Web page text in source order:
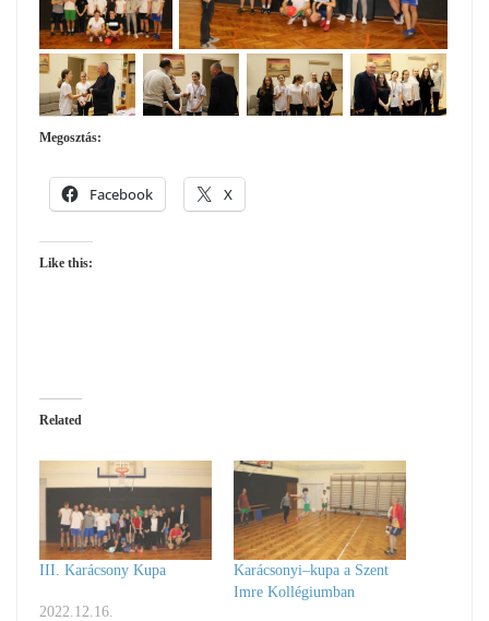
Megosztás:
Facebook X
Like this:
Related
III. Karácsony Kupa
2022.12.16.
Karácsonyi–kupa a Szent
Imre Kollégiumban